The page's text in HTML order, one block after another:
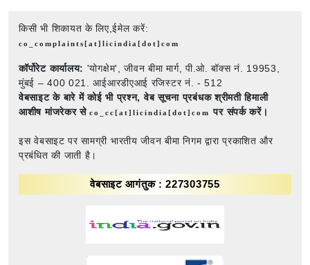
किसी भी शिकायत के लिए,ईमेल करें:
co_complaints[at]licindia[dot]com
कॉर्पोरेट कार्यालय: 'योगक्षेम', जीवन बीमा मार्ग, पी.ओ. बॉक्स नं. 19953,
मुंबई – 400 021. आईआरडीएआई रजिस्टर नं. - 512
वेबसाइट के बारे में कोई भी प्रश्न, वेब सूचना प्रबंधक श्रीमती हिमाली
आशीष मांजरेकर सेco_cc[at]licindia[dot]comपर संपर्क करें।
इस वेबसाइट पर सामग्री भारतीय जीवन बीमा निगम द्वारा प्रकाशित और
प्रबंधित की जाती है।
वेबसाइट आगंतुक : 227303755